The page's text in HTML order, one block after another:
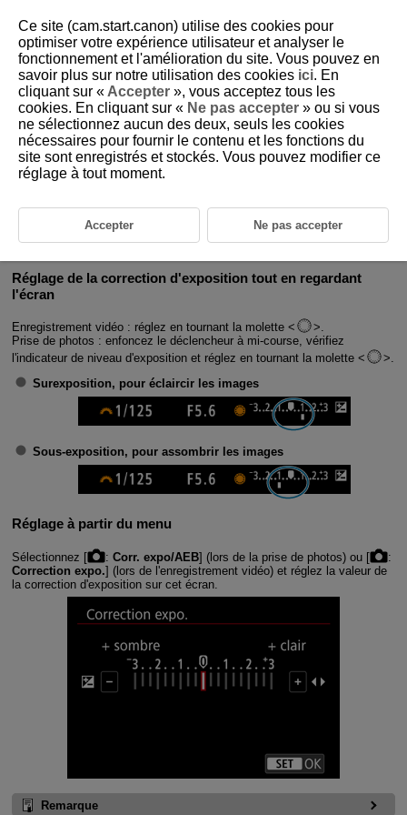
D388-069
Correction d'exposition
Vous pouvez régler la correction d'exposition vers le côté positif ou
négatif pour éclaircir ou assombrir les images par rapport à l'exposition
standard déterminée par l'appareil photo.
vue.
Enregistrement vidéo : [
] [ ] [ ] [ ] [
Prise de photos : Fv P Tv Av M
Réglage de la correction d'exposition tout en regardant
l'écran
Enregistrement vidéo : réglez en tournant la molette
.
Prise de photos : enfoncez le déclencheur à mi-course, vérifiez
l'indicateur de niveau d'exposition et réglez en tournant la molette
.
Surexposition, pour éclaircir les images
Sous-exposition, pour assombrir les images
Réglage à partir du menu
Sélectionnez [ : Corr. expo/AEB] (lors de la prise de photos) ou [
:
Correction expo.] (lors de l'enregistrement vidéo) et réglez la valeur de
la correction d'exposition sur cet écran.
Remarque
Ce site (cam.start.canon) utilise des cookies pour
optimiser votre expérience utilisateur et analyser le
fonctionnement et l'amélioration du site. Vous pouvez en
savoir plus sur notre utilisation des cookies ici. En
cliquant sur « Accepter », vous acceptez tous les
cookies. En cliquant sur « Ne pas accepter » ou si vous
ne sélectionnez aucun des deux, seuls les cookies
nécessaires pour fournir le contenu et les fonctions du
site sont enregistrés et stockés. Vous pouvez modifier ce
réglage à tout moment.
Accepter Ne pas accepter